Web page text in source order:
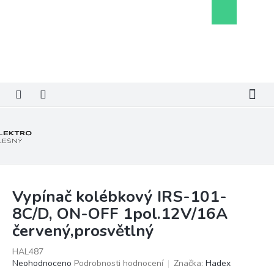
košík
Vypínač kolébkový IRS-101-
8C/D, ON-OFF 1pol.12V/16A
červený,prosvětlný
HAL487
Průměrné
Neohodnoceno Podrobnosti hodnocení Značka: Hadex